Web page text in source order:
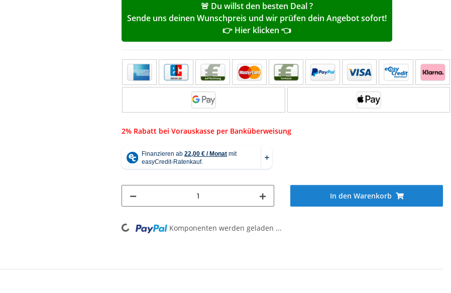
🚨 Du willst den besten Deal ?
Sende uns deinen Wunschpreis und wir prüfen dein Angebot sofort!
👉 Hier klicken 👈
2% Rabatt bei Vorauskasse per Banküberweisung
In den Warenkorb
Loading... Komponenten werden geladen ...